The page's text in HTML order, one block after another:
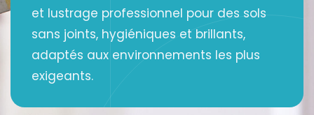
et lustrage professionnel pour des sols
sans joints, hygiéniques et brillants,
adaptés aux environnements les plus
exigeants.